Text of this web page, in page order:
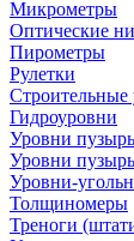
Микрометры
Оптические
Пирометры
Рулетки
Строительные
Гидроуровни
Уровни
Уровни
Уровни-
Толщиномеры
Треноги